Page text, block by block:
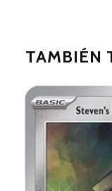
TAMBIÉN